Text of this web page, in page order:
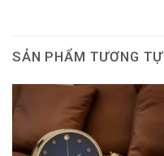
SẢN PHẨM TƯƠNG TỰ